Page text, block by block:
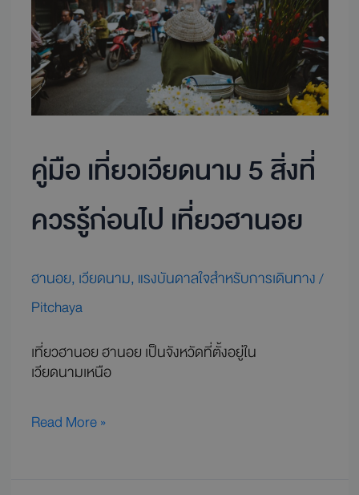
คู่มือ เที่ยวเวียดนาม 5 สิ่งที่
ควรรู้ก่อนไป เที่ยวฮานอย
ฮานอย, เวียดนาม, แรงบันดาลใจสำหรับการเดินทาง/
Pitchaya
เที่ยวฮานอย ฮานอย เป็นจังหวัดที่ตั้งอยู่ใน
เวียดนามเหนือ
ที่
ควร
รู้
ก่อน
ไป
Read More »